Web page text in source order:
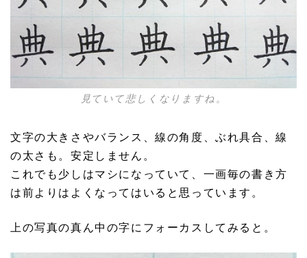
見ていて悲しくなりますね。
文字の大きさやバランス、線の角度、ぶれ具合、線
の太さも。安定しません。
これでも少しはマシになっていて、一画毎の書き方
は前よりはよくなってはいると思っています。
上の写真の真ん中の字にフォーカスしてみると。